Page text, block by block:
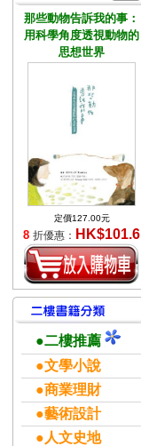
那些動物告訴我的事：
用科學角度透視動物的
思想世界
定價127.00元
8 折優惠： HK$101.6
●二樓推薦
●文學小說
●商業理財
●藝術設計
●人文史地